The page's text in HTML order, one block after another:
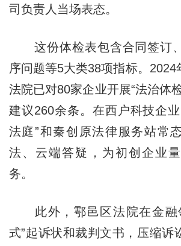
司负责人当场表态。
这份体检表包含合同签订
序问题等5大类38项指标。2024
法院已对80家企业开展“法治体
建议260余条。在西户科技企
法庭”和秦创原法律服务站常
法、云端答疑，为初创企业
务。
此外，鄠邑区法院在金融
式”起诉状和裁判文书，压缩诉